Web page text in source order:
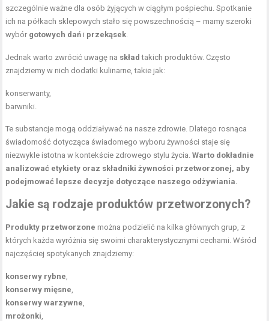
szczególnie ważne dla osób żyjących w ciągłym pośpiechu. Spotkanie
ich na półkach sklepowych stało się powszechnością – mamy szeroki
wybór gotowych dań i przekąsek
Jednak warto zwrócić uwagę na skład takich produktów. Często
znajdziemy w nich dodatki kulinarne, takie jak:
konserwanty,
barwniki.
Te substancje mogą oddziaływać na nasze zdrowie. Dlatego rosnąca
świadomość dotycząca świadomego wyboru żywności staje się
niezwykle istotna w kontekście zdrowego stylu życia.Warto dokładnie
analizować etykiety oraz składniki żywności przetworzonej, aby
podejmować lepsze decyzje dotyczące naszego odżywiania.
Jakie są rodzaje produktów przetworzonych?
Produkty przetworzone można podzielić na kilka głównych grup, z
których każda wyróżnia się swoimi charakterystycznymi cechami. Wśród
najczęściej spotykanych znajdziemy:
konserwy rybne
konserwy mięsne
konserwy warzywne
mrożonki